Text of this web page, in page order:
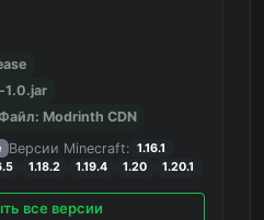
1.0.jar
Modrinth CDN
Версии Minecraft: 1.16.1
1.18.2 1.19.4 1.20 1.20.1
все версии